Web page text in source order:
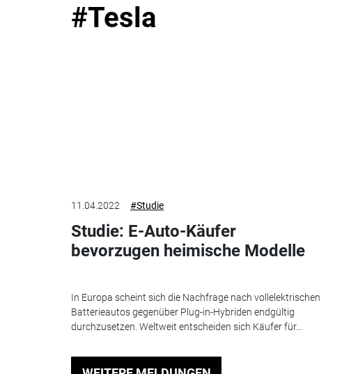
#Tesla
11.04.2022 #Studie
Studie: E-Auto-Käufer
bevorzugen heimische Modelle
In Europa scheint sich die Nachfrage nach vollelektrischen
Batterieautos gegenüber Plug-in-Hybriden endgültig
durchzusetzen. Weltweit entscheiden sich Käufer für...